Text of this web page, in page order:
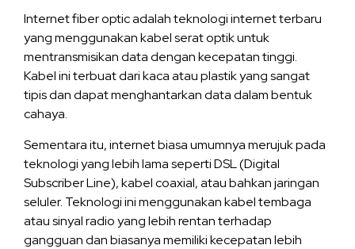
Internet fiber optic adalah teknologi internet terbaru
yang menggunakan kabel serat optik untuk
mentransmisikan data dengan kecepatan tinggi.
Kabel ini terbuat dari kaca atau plastik yang sangat
tipis dan dapat menghantarkan data dalam bentuk
cahaya.
Sementara itu, internet biasa umumnya merujuk pada
teknologi yang lebih lama seperti DSL (Digital
Subscriber Line), kabel coaxial, atau bahkan jaringan
seluler. Teknologi ini menggunakan kabel tembaga
atau sinyal radio yang lebih rentan terhadap
gangguan dan biasanya memiliki kecepatan lebih